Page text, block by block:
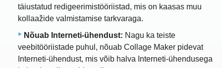
täiustatud redigeerimistööriistad, mis on kaasas muu
kollaažide valmistamise tarkvaraga.
Nõuab Interneti-ühendust: Nagu ka teiste
veebitööriistade puhul, nõuab Collage Maker pidevat
Interneti-ühendust, mis võib halva Interneti-ühendusega